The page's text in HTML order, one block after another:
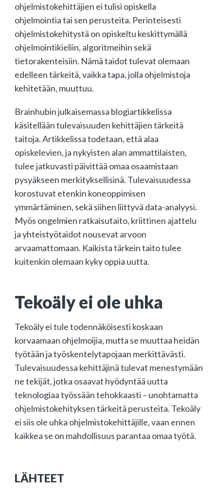
ohjelmistokehittäjien ei tulisi opiskella
ohjelmointia tai sen perusteita. Perinteisesti
ohjelmistokehitystä on opiskeltu keskittymällä
ohjelmointikieliin, algoritmeihin sekä
tietorakenteisiin. Nämä taidot tulevat olemaan
edelleen tärkeitä, vaikka tapa, jolla ohjelmistoja
kehitetään, muuttuu.
Brainhubin julkaisemassa blogiartikkelissa
käsitellään tulevaisuuden kehittäjien tärkeitä
taitoja. Artikkelissa todetaan, että alaa
opiskelevien, ja nykyisten alan ammattilaisten,
tulee jatkuvasti päivittää omaa osaamistaan
pysyäkseen merkityksellisinä. Tulevaisuudessa
korostuvat etenkin koneoppimisen
ymmärtäminen, sekä siihen liittyvä data-analyysi.
Myös ongelmien ratkaisutaito, kriittinen ajattelu
ja yhteistyötaidot nousevat arvoon
arvaamattomaan. Kaikista tärkein taito tulee
kuitenkin olemaan kyky oppia uutta.
Tekoäly ei ole uhka
Tekoäly ei tule todennäköisesti koskaan
korvaamaan ohjelmoijia, mutta se muuttaa heidän
työtään ja työskentelytapojaan merkittävästi.
Tulevaisuudessa kehittäjinä tulevat menestymään
ne tekijät, jotka osaavat hyödyntää uutta
teknologiaa työssään tehokkaasti – unohtamatta
ohjelmistokehityksen tärkeitä perusteita. Tekoäly
ei siis ole uhka ohjelmistokehittäjille, vaan ennen
kaikkea se on mahdollisuus parantaa omaa työtä.
LÄHTEET